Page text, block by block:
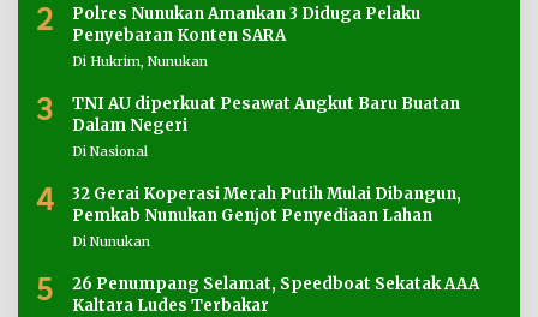
2
Polres Nunukan Amankan 3 Diduga Pelaku
Penyebaran Konten SARA
Di Hukrim, Nunukan
3
TNI AU diperkuat Pesawat Angkut Baru Buatan
Dalam Negeri
Di Nasional
4
32 Gerai Koperasi Merah Putih Mulai Dibangun,
Pemkab Nunukan Genjot Penyediaan Lahan
Di Nunukan
5
26 Penumpang Selamat, Speedboat Sekatak AAA
Kaltara Ludes Terbakar